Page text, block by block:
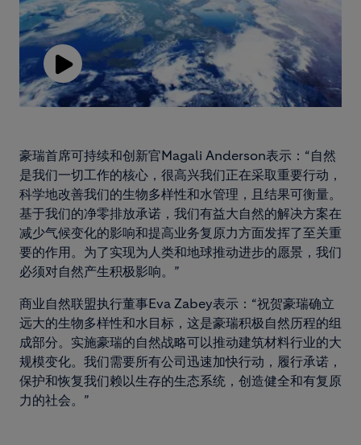
Play
豪瑞首席可持续和创新官Magali Anderson表示：“自然
是我们一切工作的核心，很高兴我们正在采取重要行动，
科学地改善我们的生物多样性和水管理，且结果可衡量。
基于我们的净零排放承诺，我们有益大自然的解决方案在
减少气候变化的影响和提高业务复原力方面发挥了至关重
要的作用。为了实现为人类和地球推动进步的愿景，我们
必须对自然产生积极影响。”
商业自然联盟执行董事Eva Zabey表示：“祝贺豪瑞确立
远大的生物多样性和水目标，这是豪瑞积极自然历程的组
成部分。实施豪瑞的自然战略可以推动建筑材料行业的大
规模变化。我们需要所有公司迅速加快行动，履行承诺，
保护和恢复我们赖以生存的生态系统，创造健全和有复原
力的社会。”